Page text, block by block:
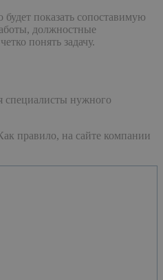
показать сопоставимую
должностные
понять задачу.
специалисты нужного
правило, на сайте компании